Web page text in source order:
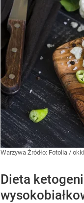
Warzywa Źródło: Fotolia /
Dieta